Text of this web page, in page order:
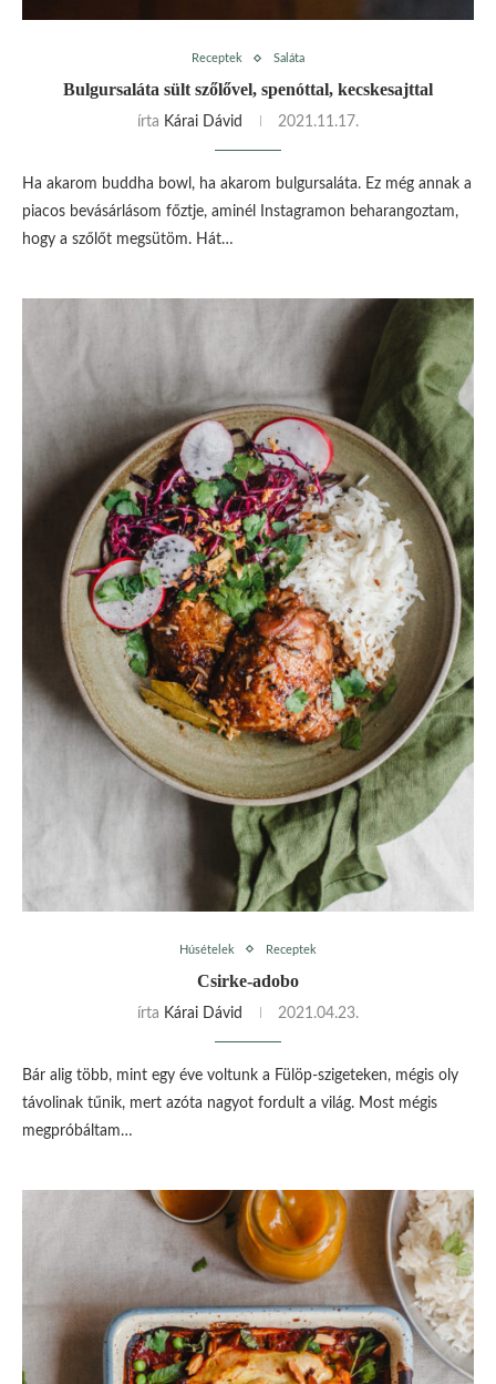
Receptek Saláta
Bulgursaláta sült szőlővel, spenóttal, kecskesajttal
írta Kárai Dávid 2021.11.17.
Ha akarom buddha bowl, ha akarom bulgursaláta. Ez még annak a
piacos bevásárlásom főztje, aminél Instagramon beharangoztam,
hogy a szőlőt megsütöm. Hát…
Húsételek Receptek
Csirke-adobo
írta Kárai Dávid 2021.04.23.
Bár alig több, mint egy éve voltunk a Fülöp-szigeteken, mégis oly
távolinak tűnik, mert azóta nagyot fordult a világ. Most mégis
megpróbáltam…